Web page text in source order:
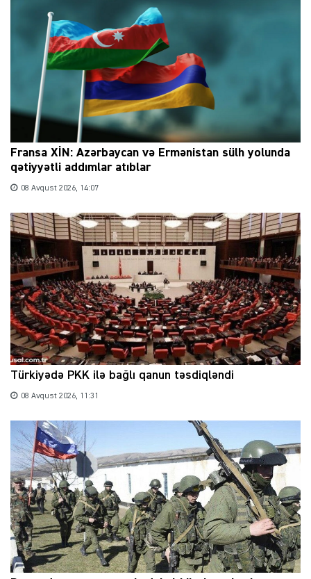
Fransa XİN: Azərbaycan və Ermənistan sülh yolunda
qətiyyətli addımlar atıblar
08 Avqust 2026, 14:07
Türkiyədə PKK ilə bağlı qanun təsdiqləndi
08 Avqust 2026, 11:31